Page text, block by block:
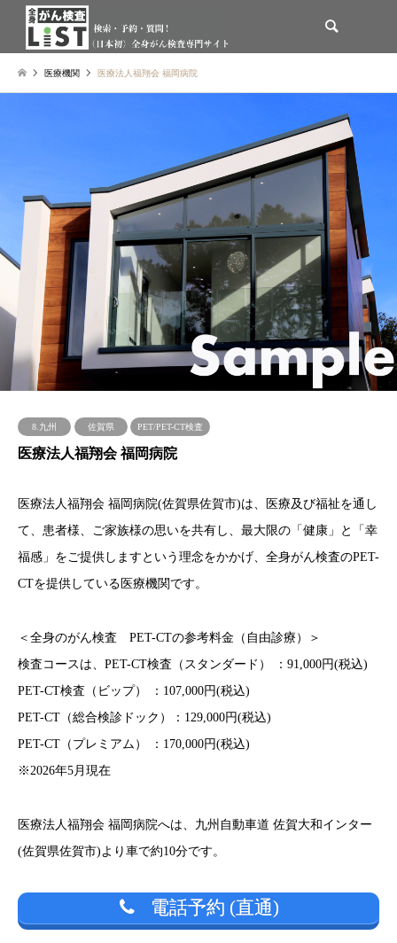
医療機関 医療法人福翔会 福岡病院
8.九州 佐賀県 PET/PET-CT検査
医療法人福翔会 福岡病院
医療法人福翔会 福岡病院(佐賀県佐賀市)は、医療及び福祉を通し
て、患者様、ご家族様の思いを共有し、最大限の「健康」と「幸
福感」をご提供しますという理念をかかげ、全身がん検査のPET-
CTを提供している医療機関です。
＜全身のがん検査 PET-CTの参考料金（自由診療）＞
検査コースは、PET-CT検査（スタンダード） ：91,000円(税込)
PET-CT検査（ビップ） ：107,000円(税込)
PET-CT（総合検診ドック）：129,000円(税込)
PET-CT（プレミアム） ：170,000円(税込)
※2026年5月現在
医療法人福翔会 福岡病院へは、九州自動車道 佐賀大和インター
(佐賀県佐賀市)より車で約10分です。
電話予約 (直通)